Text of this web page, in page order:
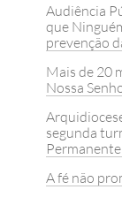
Audiência
que
prevenção
Mais de 20
Nossa
segunda
Permanente
A fé não